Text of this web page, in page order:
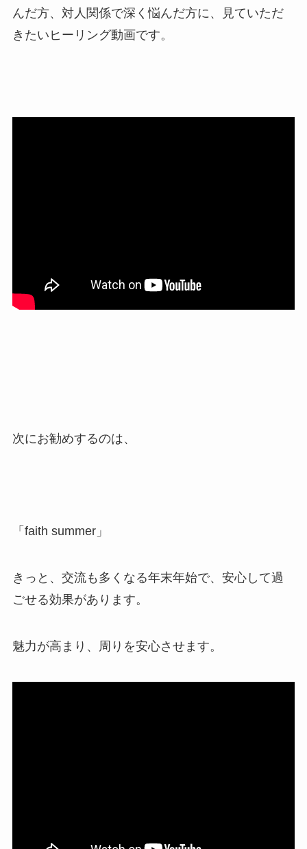
んだ方、対人関係で深く悩んだ方に、見ていただ
きたいヒーリング動画です。
次にお勧めするのは、
「faith summer」
きっと、交流も多くなる年末年始で、安心して過
ごせる効果があります。
魅力が高まり、周りを安心させます。